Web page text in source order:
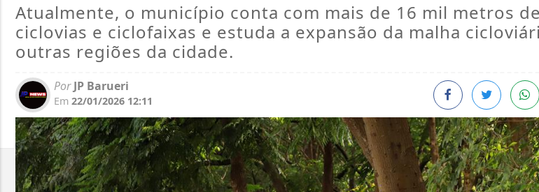
Atualmente, o município conta com mais de 16 mil metros de
ciclovias e ciclofaixas e estuda a expansão da malha
outras regiões da cidade.
PorJP Barueri
Em 22/01/2026 12:11